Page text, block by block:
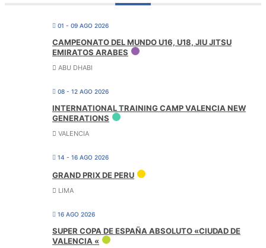
01 - 09 AGO 2026
CAMPEONATO DEL MUNDO U16, U18, JIU JITSU
EMIRATOS ARABES
ABU DHABI
08 - 12 AGO 2026
INTERNATIONAL TRAINING CAMP VALENCIA NEW
GENERATIONS
VALENCIA
14 - 16 AGO 2026
GRAND PRIX DE PERU
LIMA
16 AGO 2026
SUPER COPA DE ESPAÑA ABSOLUTO «CIUDAD DE
VALENCIA «